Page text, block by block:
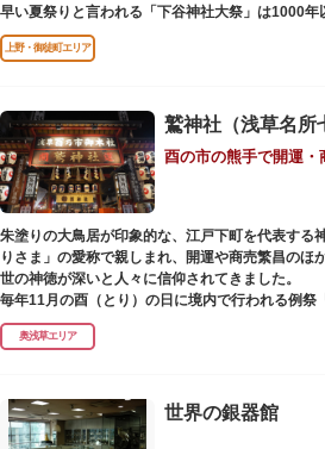
早い夏祭りと言われる「下谷神社大祭」は1000年
輿の渡御を行う「本祭り」と、町会神輿の渡御だ
われています。
本殿には、日本を代表する画家 横山大観による
「句碑」や、初代・三笑亭可楽の寄席が境内で初
発祥之地」の石碑などの見どころも。
オリジナルの朱印帳の販売や、月や日によって限
ます。
上野・御徒町エリア
酉の市の熊手で開運・
朱塗りの大鳥居が印象的な、江戸下町を代表する
りさま」の愛称で親しまれ、開運や商売繁昌のほ
世の神徳が深いと人々に信仰されてきました。
毎年11月の酉（とり）の日に境内で行われる例祭
として有名。福をかきこむと言われる熊手をはじ
ど、色とりどりの縁起物を買い求める人たちで賑
なでる場所によって異なるご利益を授かるといわ
奥浅草エリア
世界の銀器館